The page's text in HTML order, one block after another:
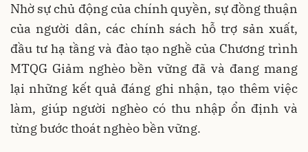
Nhờ sự chủ động của chính quyền, sự đồng thuận
của người dân, các chính sách hỗ trợ sản xuất,
đầu tư hạ tầng và đào tạo nghề của Chương trình
MTQG Giảm nghèo bền vững đã và đang mang
lại những kết quả đáng ghi nhận, tạo thêm việc
làm, giúp người nghèo có thu nhập ổn định và
từng bước thoát nghèo bền vững.